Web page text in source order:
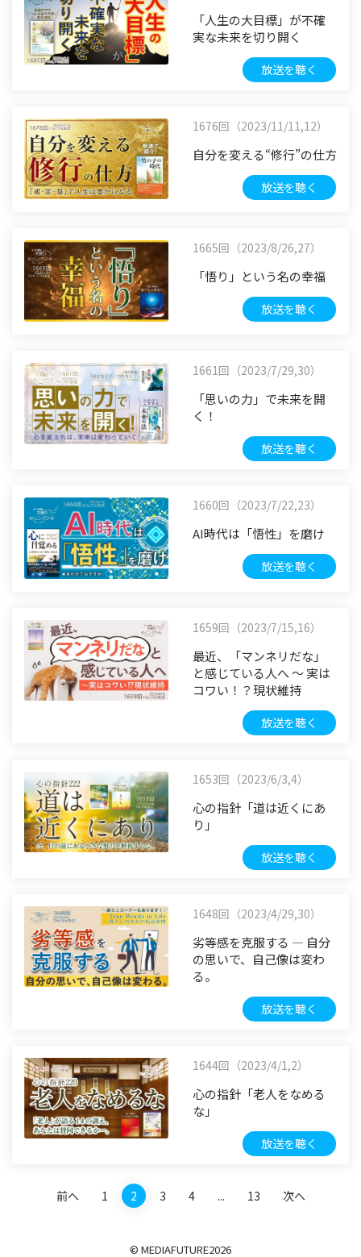
「人生の大目標」が不確
実な未来を切り開く
放送を聴く
1676回（2023/11/11,12）
自分を変える“修行”の仕方
放送を聴く
1665回（2023/8/26,27）
「悟り」という名の幸福
放送を聴く
1661回（2023/7/29,30）
「思いの力」で未来を開
く！
放送を聴く
1660回（2023/7/22,23）
AI時代は「悟性」を磨け
放送を聴く
1659回（2023/7/15,16）
最近、「マンネリだな」
と感じている人へ ～ 実は
コワい！？現状維持
放送を聴く
1653回（2023/6/3,4）
心の指針「道は近くにあ
り」
放送を聴く
1648回（2023/4/29,30）
劣等感を克服する ― 自分
の思いで、自己像は変わ
る。
放送を聴く
1644回（2023/4/1,2）
心の指針「老人をなめる
な」
放送を聴く
前へ 1 2 3 4 ... 13 次へ
© MEDIAFUTURE2026